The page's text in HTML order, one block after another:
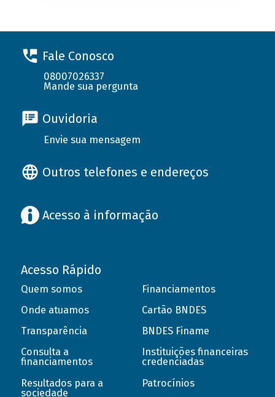
Fale Conosco
08007026337
Mande sua pergunta
Ouvidoria
Envie sua mensagem
Outros telefones e endereços
Acesso à informação
Acesso Rápido
Quem somos
Onde atuamos
Transparência
Consulta a
financiamentos
Resultados para a
sociedade
Financiamentos
Cartão BNDES
BNDES Finame
Instituições financeiras
credenciadas
Patrocínios